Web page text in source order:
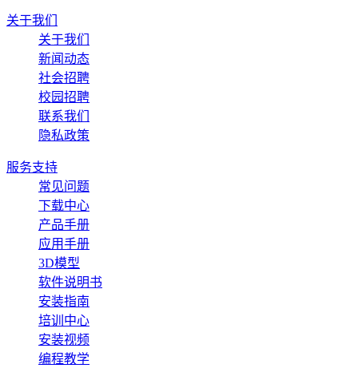
关于我们
关于我们
新闻动态
社会招聘
校园招聘
联系我们
隐私政策
服务支持
常见问题
下载中心
产品手册
应用手册
3D模型
软件说明书
安装指南
培训中心
安装视频
编程教学